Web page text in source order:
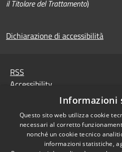
il Titolare del Trattamento)
Dichiarazione di accessibilità
RSS
Accessibility
Sitemap
Codice Univoco IPA,
Tesoreria e Coordinate
Informazioni
Questo sito web utilizza cookie
necessari al corretto
nonché un cookie tecnico
informazioni statistiche,